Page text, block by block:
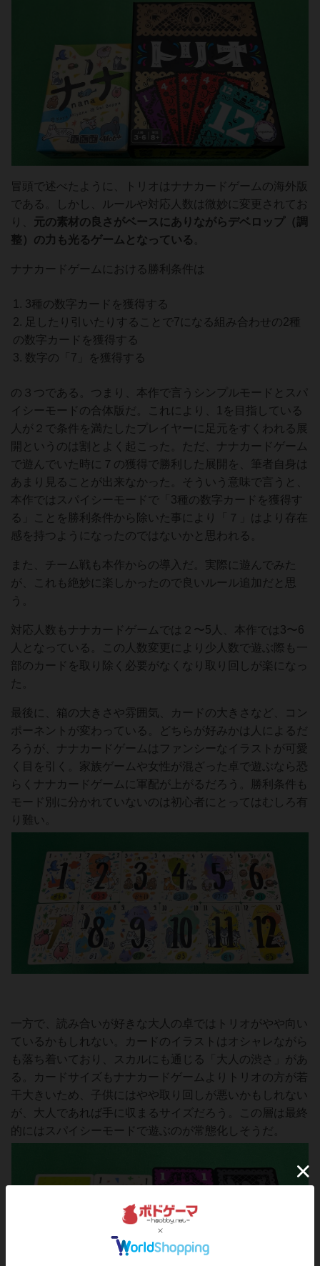
冒頭で述べたように、トリオはナナカードゲームの海外版
である。しかし、ルールや対応人数は微妙に変更されてお
り、 元の素材の良さがベースにありながらデベロップ（調
整）の力も光るゲームとなっている
ナナカードゲームにおける勝利条件は
3種の数字カードを獲得する
足したり引いたりすることで7になる組み合わせの2種
の数字カードを獲得する
数字の「7」を獲得する
の３つである。つまり、本作で言うシンプルモードとスパ
イシーモードの合体版だ。これにより、1を目指している
人が２で条件を満たしたプレイヤーに足元をすくわれる展
開というのは割とよく起こった。ただ、ナナカードゲーム
で遊んでいた時に７の獲得で勝利した展開を、筆者自身は
あまり見ることが出来なかった。そういう意味で言うと、
本作ではスパイシーモードで「3種の数字カードを獲得す
る」ことを勝利条件から除いた事により「７」はより存在
感を持つようになったのではないかと思われる。
また、チーム戦も本作からの導入だ。実際に遊んでみた
が、これも絶妙に楽しかったので良いルール追加だと思
う。
対応人数もナナカードゲームでは２〜5人、本作では3〜6
人となっている。この人数変更により少人数で遊ぶ際も一
部のカードを取り除く必要がなくなり取り回しが楽になっ
た。
最後に、箱の大きさや雰囲気、カードの大きさなど、コン
ポーネントが変わっている。どちらが好みかは人によるだ
ろうが、ナナカードゲームはファンシーなイラストが可愛
く目を引く。家族ゲームや女性が混ざった卓で遊ぶなら恐
らくナナカードゲームに軍配が上がるだろう。勝利条件も
モード別に分かれていないのは初心者にとってはむしろ有
り難い。
一方で、読み合いが好きな大人の卓ではトリオがやや向い
ているかもしれない。カードのイラストはオシャレながら
も落ち着いており、スカルにも通じる「大人の渋さ」があ
る。カードサイズもナナカードゲームよりトリオの方が若
干大きいため、子供にはやや取り回しが悪いかもしれない
が、大人であれば手に収まるサイズだろう。この層は最終
的にはスパイシーモードで遊ぶのが常態化しそうだ。